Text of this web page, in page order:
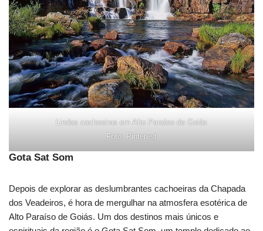
Lindas cachoeiras em Alto Paraíso de Goiás
Foto: Pinterest
Gota Sat Som
Depois de explorar as deslumbrantes cachoeiras da Chapada
dos Veadeiros, é hora de mergulhar na atmosfera esotérica de
Alto Paraíso de Goiás. Um dos destinos mais únicos e